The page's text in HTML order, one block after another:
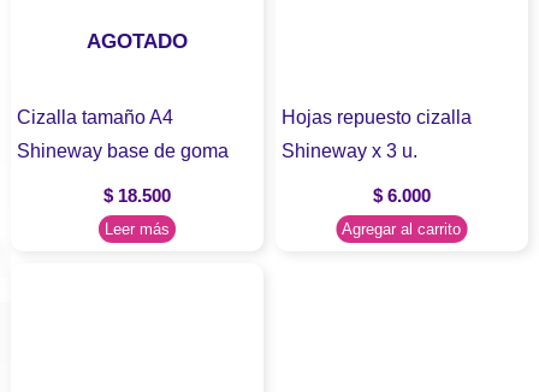
AGOTADO
Cizalla tamaño A4
Shineway base de goma
$ 18.500
Leer más
Hojas repuesto cizalla
Shineway x 3 u.
$6.000
Agregar al carrito